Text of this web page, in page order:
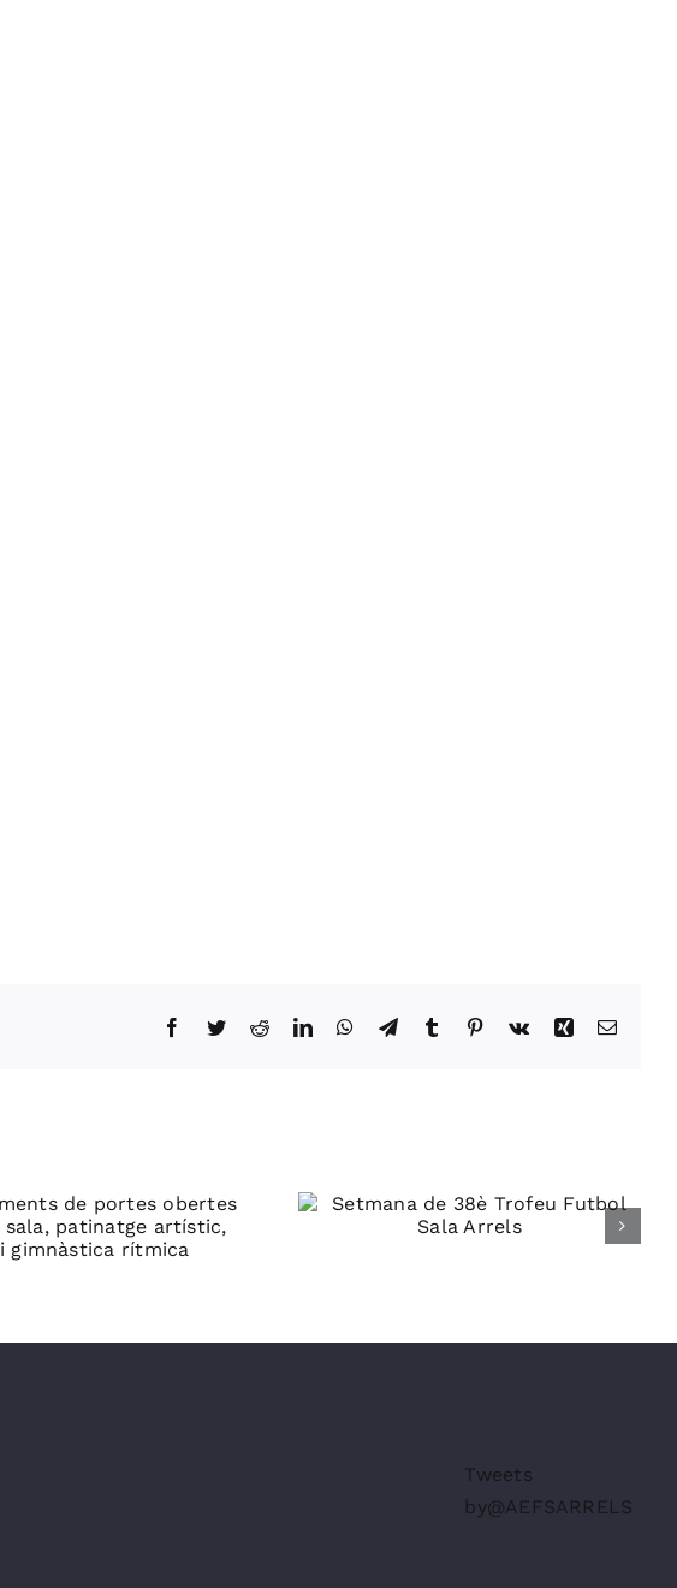
Facebook
TwitterRedditLinkedInWhatsApp
TelegramTumblr Pinterest
Vk Xing Email:
Setmana de 38è
Trofeu Futbol Sala
Tweets
by@AEFSARRELS